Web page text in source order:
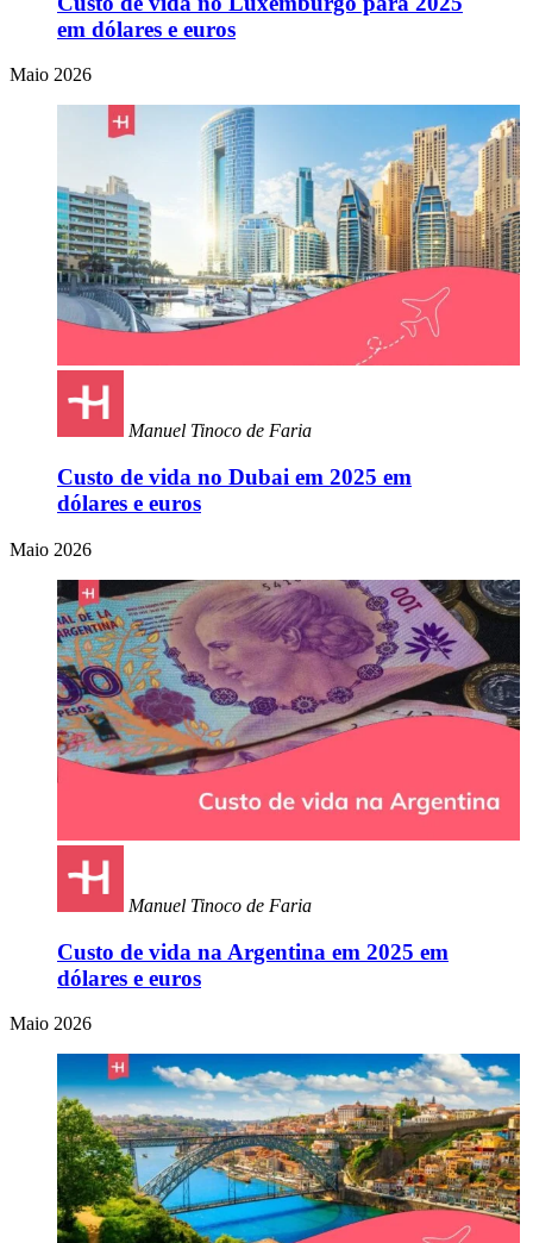
em dólares e euros
Maio 2026
Manuel Tinoco de Faria
Custo de vida no Dubai em 2025 em
dólares e euros
Maio 2026
Manuel Tinoco de Faria
Custo de vida na Argentina em 2025 em
dólares e euros
Maio 2026